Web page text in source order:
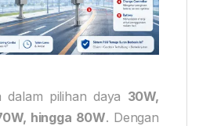
dalam pilihan daya 30W,
hingga 80W. Dengan